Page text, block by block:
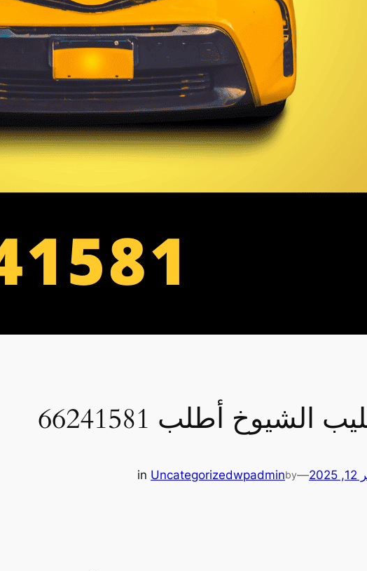
أطلب 66241581
—
by
wpadmin
in Uncategorized